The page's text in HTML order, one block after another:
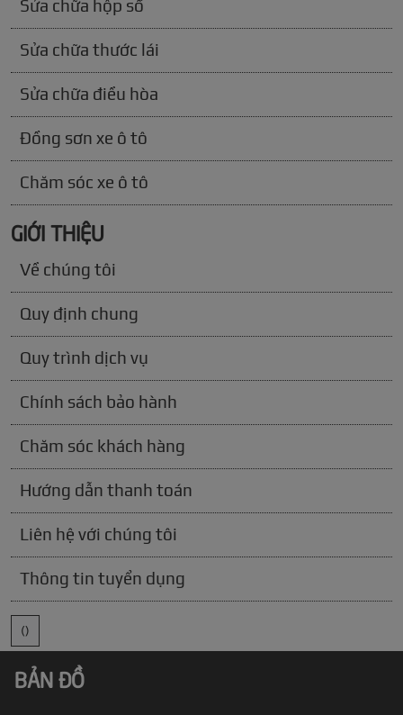
Sửa chữa hộp số
Sửa chữa thước lái
Sửa chữa điều hòa
Đồng sơn xe ô tô
Chăm sóc xe ô tô
GIỚI THIỆU
Về chúng tôi
Quy định chung
Quy trình dịch vụ
Chính sách bảo hành
Chăm sóc khách hàng
Hướng dẫn thanh toán
Liên hệ với chúng tôi
Thông tin tuyển dụng
()
BẢN ĐỒ